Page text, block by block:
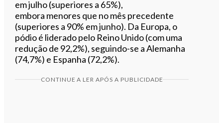
em julho (superiores a 65%),
embora menores que no mês precedente
(superiores a 90% em junho). Da Europa, o
pódio é liderado pelo Reino Unido (com uma
redução de 92,2%), seguindo-se a Alemanha
(74,7%) e Espanha (72,2%).
CONTINUE A LER APÓS A PUBLICIDADE